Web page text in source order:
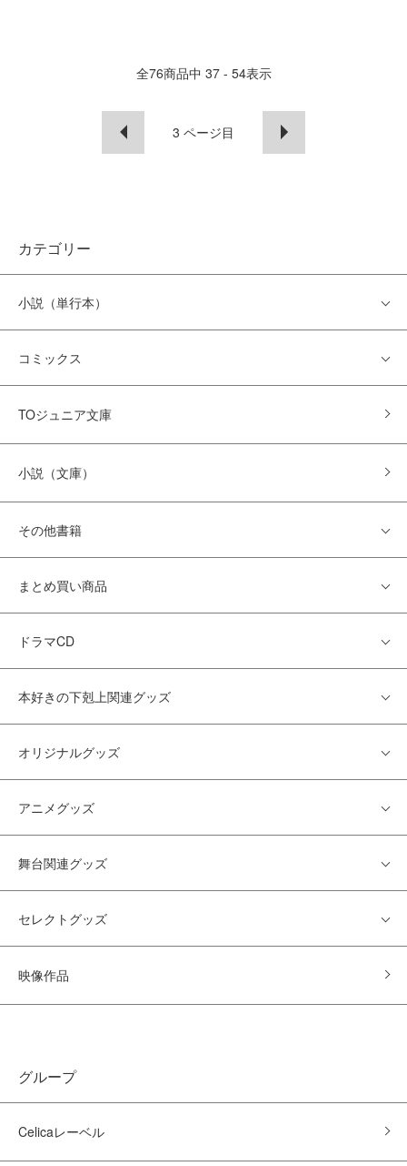
全76商品中 37 - 54表示
3 ページ目
カテゴリー
小説（単行本）
コミックス
TOジュニア文庫
小説（文庫）
その他書籍
まとめ買い商品
ドラマCD
本好きの下剋上関連グッズ
オリジナルグッズ
アニメグッズ
舞台関連グッズ
セレクトグッズ
映像作品
グループ
Celicaレーベル